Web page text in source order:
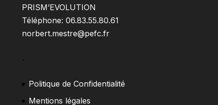
PRISM’EVOLUTION
Téléphone: 06.83.55.80.61
norbert.mestre@pefc.fr
–
Politique de Confidentialité
Mentions légales